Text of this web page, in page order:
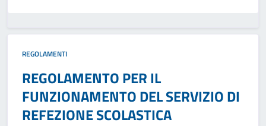
REGOLAMENTI
REGOLAMENTO PER IL
FUNZIONAMENTO DEL SERVIZIO DI
REFEZIONE SCOLASTICA